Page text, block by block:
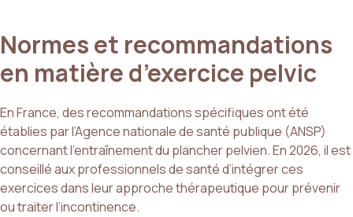
Normes et recommandations
en matière d’exercice pelvic
En France, des recommandations spécifiques ont été
établies par l’Agence nationale de santé publique (ANSP)
concernant l’entraînement du plancher pelvien. En 2026, il est
conseillé aux professionnels de santé d’intégrer ces
exercices dans leur approche thérapeutique pour prévenir
ou traiter l’incontinence.